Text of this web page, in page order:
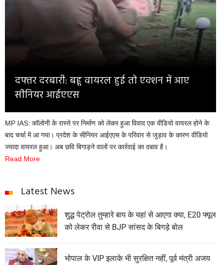
Opinion
Home
दफ्तर दरबारी: बहू वायरल हुई तो एक्शन में आए
सीनियर आईएएस
MP IAS: कॉलोनी के रास्ते पर निर्माण को लेकर हुआ विवाद एक वीडियो वायरल होने के
बाद चर्चा में आ गया। प्रदेश के सीनियर आईएएस के परिवार से जुड़ाव के कारण वीडियो
ज्यादा वायरल हुआ। अब छवि बिगाड़ने वालों पर कार्रवाई का दबाव है।
Read More
Latest News
शुद्ध पेट्रोल तुम्हारे बाप के यहां से आएगा क्या, E20 फ्यूल
को लेकर रीवा से BJP सांसद के बिगड़े बोल
भोपाल के VIP इलाके भी सुरक्षित नहीं, पूर्व मंत्री अजय